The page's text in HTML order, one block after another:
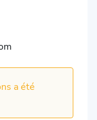
a été